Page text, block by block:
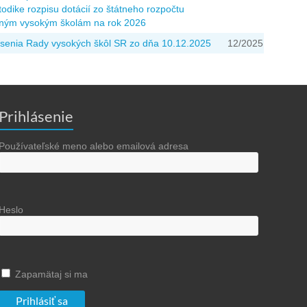
rozpisu dotácií zo štátneho rozpočtu
vysokým školám na rok 2026
Rady vysokých škôl SR zo dňa 10.12.2025 12/2025
Prihlásenie
Používateľské meno alebo emailová adresa
Heslo
Zapamätaj si ma